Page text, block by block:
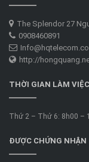
The Splendor 27
0908460891
http://
THỜI GIAN LÀM VIỆC
Thứ 2 – Thứ 6: 8h00 –
ĐƯỢC CHỨNG NHẬN